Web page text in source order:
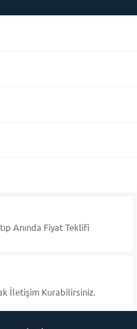
Anında Fiyat Teklifi
İletişim Kurabilirsiniz.